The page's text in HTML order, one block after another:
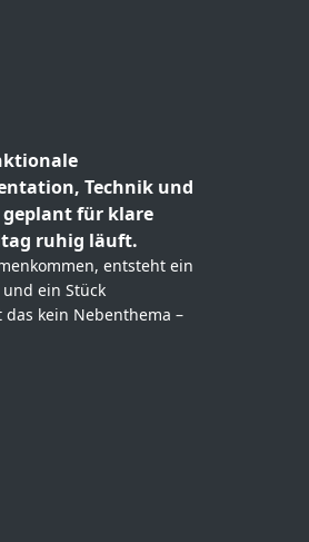
Technik und
geplant für klare
ruhig läuft.
entsteht ein
ein Stück
kein Nebenthema –